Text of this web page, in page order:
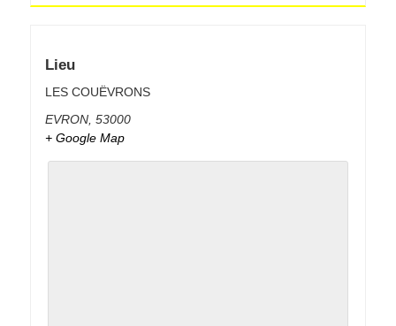
Lieu
LES COUËVRONS
EVRON, 53000
+ Google Map